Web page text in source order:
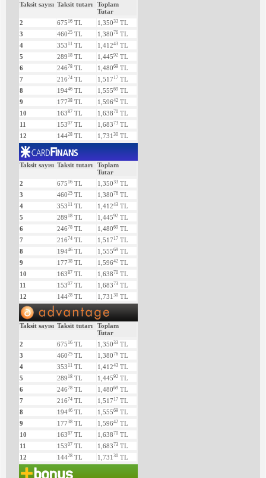
Taksit sayısı Taksit tutarı
Toplam
Tutar
2
675 16 TL 1,35033 TL
3
46025 TL 1,38076 TL
4
353 11 TL 1,41243 TL
5
289 18 TL 1,44592 TL
6
24678 TL 1,48069 TL
7
21674 TL 1,517 17 TL
8
19446 TL 1,55569 TL
9
17738 TL 1,59642 TL
10
16387 TL 1,63870 TL
11
15307 TL 1,68373 TL
12
14428 TL 1,731 30 TL
Taksit sayısı Taksit tutarı
Toplam
Tutar
2
675 16 TL 1,35033 TL
3
46025 TL 1,38076 TL
4
353 11 TL 1,41243 TL
5
289 18 TL 1,44592 TL
6
24678 TL 1,48069 TL
7
21674 TL 1,517 17 TL
8
19446 TL 1,55569 TL
9
17738 TL 1,59642 TL
10
16387 TL 1,63870 TL
11
15307 TL 1,68373 TL
12
14428 TL 1,731 30 TL
Taksit sayısı Taksit tutarı
Toplam
Tutar
2
675 16 TL 1,35033 TL
3
46025 TL 1,38076 TL
4
353 11 TL 1,41243 TL
5
289 18 TL 1,44592 TL
6
24678 TL 1,48069 TL
7
21674 TL 1,517 17 TL
8
19446 TL 1,55569 TL
9
17738 TL 1,59642 TL
10
16387 TL 1,63870 TL
11
15307 TL 1,68373 TL
12
14428 TL 1,731 30 TL